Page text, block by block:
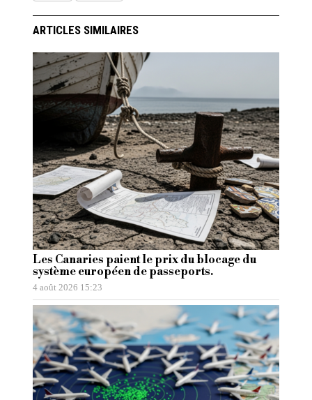
ARTICLES SIMILAIRES
Les Canaries paient le prix du blocage du
système européen de passeports.
4 août 2026 15:23